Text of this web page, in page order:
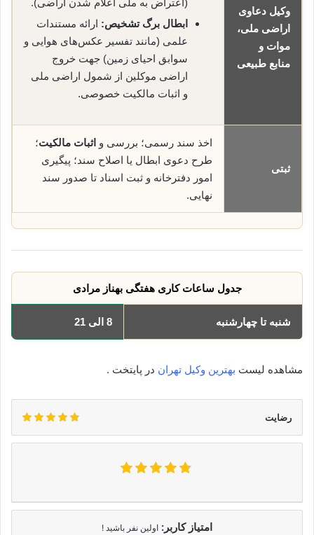
وکیل دعاوی
اراضی ملی،
موات و
منابع طبیعی
(اعتراض به ملی اعلام شدن اراضی).
ابطال برگ تشخیص: ارائه مستندات
علمی (مانند تفسیر عکس‌های هوایی و
سوابق احیای زمین) جهت خروج
اراضی موکلین از شمول اراضی ملی
و اثبات مالکیت خصوصی.
ثبتی
اخذ سند رسمی؛ بررسی و اثبات مالکیت؛
طرح دعوی ابطال یا اصلاح سند؛ پیگیری
امور دفترخانه و ثبت اسناد تا صدور سند
نهایی.
جدول ساعات کاری هفتگی بهناز مرادی
شنبه تا چهارشنبه 8 الی 21
مشاهده لیست بهترین وکیل تهران در پایتخت .
رضایت
امتیاز کاربر: اولین نفر باشید !